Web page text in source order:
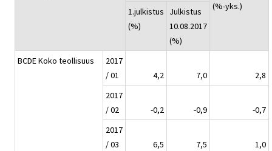
(%-yks.)
1.julkistus
(%)
Julkistus
10.08.2017
(%)
BCDE Koko teollisuus
2017
/ 01
4,2 7,0
2,8
2017
/ 02
-0,2 -0,9
-0,7
2017
/ 03
6,5 7,5
1,0